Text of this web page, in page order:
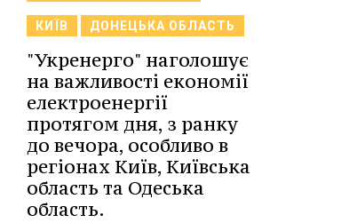
КИЇВ ДОНЕЦЬКА ОБЛАСТЬ
"Укренерго" наголошує
на важливості економії
електроенергії
протягом дня, з ранку
до вечора, особливо в
регіонах Київ, Київська
область та Одеська
область.